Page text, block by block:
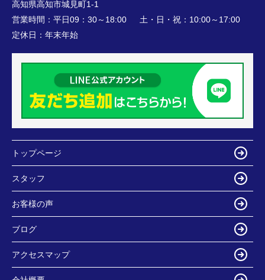
高知県高知市城見町1-1
営業時間： 平日09：30～18:00 土・日・祝：10:00～17:00
定休日： 年末年始
トップページ
スタッフ
お客様の声
ブログ
アクセスマップ